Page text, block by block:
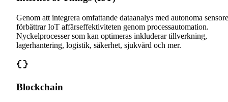
Genom att integrera omfattande dataanalys med autonoma
förbättrar IoT affärseffektiviteten genom processautomation.
Nyckelprocesser som kan optimeras inkluderar tillverkning,
lagerhantering, logistik, säkerhet, sjukvård och mer.
Blockchain